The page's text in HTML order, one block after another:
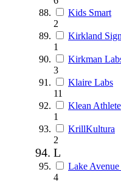
Kids Smart
2
Kirkland
1
Kirkman
3
Klaire Labs
11
Klean Athlete
1
KrillKultura
2
L
Lake
4